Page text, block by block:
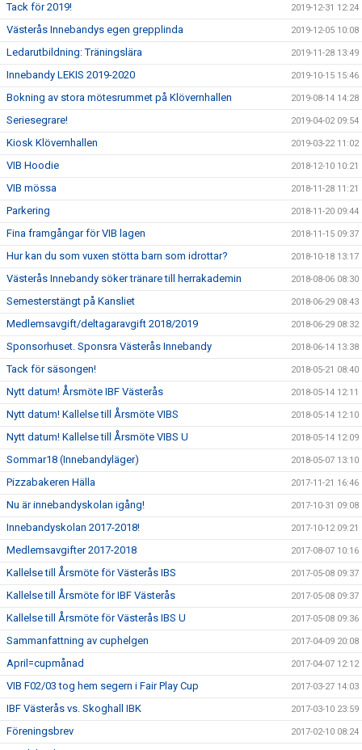
Tack för 2019! 2019-12-31 12:24
Västerås Innebandys egen grepplinda 2019-12-05 10:08
Ledarutbildning: Träningslära 2019-11-28 13:49
Innebandy LEKIS 2019-2020 2019-10-15 15:46
Bokning av stora mötesrummet på Klövernhallen 2019-08-14 14:28
Seriesegrare! 2019-04-02 09:54
Kiosk Klövernhallen 2019-03-22 11:02
VIB Hoodie 2018-12-10 10:21
VIB mössa 2018-11-28 11:21
Parkering 2018-11-20 09:44
Fina framgångar för VIB lagen 2018-11-15 09:37
Hur kan du som vuxen stötta barn som idrottar? 2018-10-18 13:17
Västerås Innebandy söker tränare till herrakademin 2018-08-06 08:30
Semesterstängt på Kansliet 2018-06-29 08:43
Medlemsavgift/deltagaravgift 2018/2019 2018-06-29 08:32
Sponsorhuset. Sponsra Västerås Innebandy 2018-06-14 13:38
Tack för säsongen! 2018-05-21 08:40
Nytt datum! Årsmöte IBF Västerås 2018-05-14 12:11
Nytt datum! Kallelse till Årsmöte VIBS 2018-05-14 12:10
Nytt datum! Kallelse till Årsmöte VIBS U 2018-05-14 12:09
Sommar18 (Innebandyläger) 2018-05-07 13:10
Pizzabakeren Hälla 2017-11-21 16:46
Nu är innebandyskolan igång! 2017-10-31 09:08
Innebandyskolan 2017-2018! 2017-10-12 09:21
Medlemsavgifter 2017-2018 2017-08-07 10:16
Kallelse till Årsmöte för Västerås IBS 2017-05-08 09:37
Kallelse till Årsmöte för IBF Västerås 2017-05-08 09:37
Kallelse till Årsmöte för Västerås IBS U 2017-05-08 09:36
Sammanfattning av cuphelgen 2017-04-09 20:08
April=cupmånad 2017-04-07 12:12
VIB F02/03 tog hem segern i Fair Play Cup 2017-03-27 14:03
IBF Västerås vs. Skoghall IBK 2017-03-10 23:59
Föreningsbrev 2017-02-10 08:24